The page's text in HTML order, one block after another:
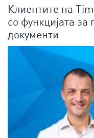
Клиентите на
со функцијата
документи